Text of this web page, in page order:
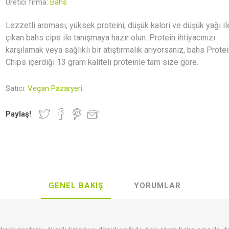
Newer Foods Lethe Vegan
Üretici firma: Bahs
Lezzetli aroması, yüksek proteini, düşük kalori ve düşük yağı
çıkan bahs cips ile tanışmaya hazır olun. Protein ihtiyacınızı
karşılamak veya sağlıklı bir atıştırmalık arıyorsanız, bahs
Chips içerdiği 13 gram kaliteli proteinle tam size göre.
Satıcı: Vegan Pazaryeri
Paylaş!
GENEL BAKIŞ YORUMLAR